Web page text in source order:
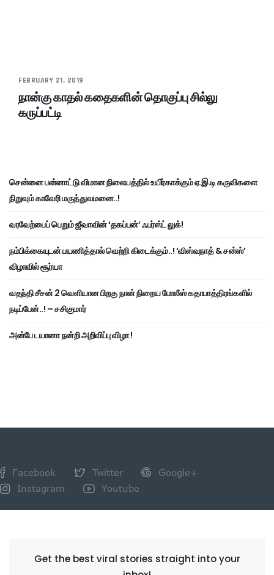
FEBRUARY 21, 2019
நான்கு காதல் கதைகளின் தொகுப்பு சில்லு
கருப்பட்டி
சென்னை பன்னாட்டு விமான நிலையத்தில் உயிர்காக்கும் ஏ.இ.டி கருவிகளை
நிறுவும் காவேரி மருத்துவமனை..!
வரவேற்பைப் பெறும் ஜீவாவின் ‘தகப்பன்’ ஃபர்ஸ்ட் லுக்!
நம்பிக்கையுடன் பயணித்தால் வெற்றி கிடைக்கும்..! ‘விஸ்வநாத் & சன்ஸ்’
விழாவில் சூர்யா
வதந்தி சீசன் 2 வெளியான பிறகு நான் நிறைய போலீஸ் கதாபாத்திரங்களில்
நடிப்பேன்..! – சசிகுமார்
அன்பே டயானா நன்றி அறிவிப்பு விழா !
Facebook Twitter
Google+
Instagram
Youtube
Get the best viral stories straight into your